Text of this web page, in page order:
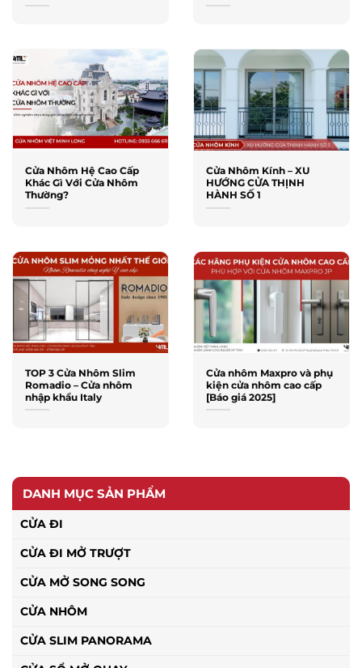
Cửa Nhôm Hệ Cao Cấp
Khác Gì Với Cửa Nhôm
Thường?
Cửa Nhôm Kính – XU
HƯỚNG CỬA THỊNH
HÀNH SỐ 1
TOP 3 Cửa Nhôm Slim
Romadio – Cửa nhôm
nhập khẩu Italy
Cửa nhôm Maxpro và phụ
kiện cửa nhôm cao cấp
[Báo giá 2025]
DANH MỤC SẢN PHẨM
CỬA ĐI
CỬA ĐI MỞ TRƯỢT
CỬA MỞ SONG SONG
CỬA NHÔM
CỬA SLIM PANORAMA